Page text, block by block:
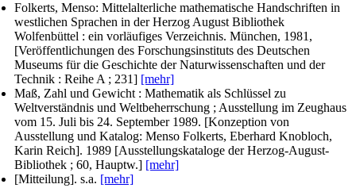
Folkerts, Menso: Mittelalterliche mathematische Handschriften in
westlichen Sprachen in der Herzog August Bibliothek
Wolfenbüttel : ein vorläufiges Verzeichnis. München, 1981,
[Veröffentlichungen des Forschungsinstituts des Deutschen
Museums für die Geschichte der Naturwissenschaften und der
Technik : Reihe A ; 231] [mehr]
Maß, Zahl und Gewicht : Mathematik als Schlüssel zu
Weltverständnis und Weltbeherrschung ; Ausstellung im Zeughaus
vom 15. Juli bis 24. September 1989. [Konzeption von
Ausstellung und Katalog: Menso Folkerts, Eberhard Knobloch,
Karin Reich]. 1989 [Ausstellungskataloge der Herzog-August-
Bibliothek ; 60, Hauptw.] [mehr]
[Mitteilung]. s.a. [mehr]